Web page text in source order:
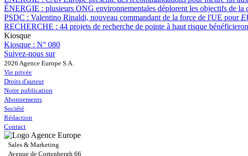
ÉNERGIE : plusieurs ONG environnementales déplorent les objectifs de la
PSDC : Valentino Rinaldi, nouveau commandant de la force de l'UE pour
RECHERCHE : 44 projets de recherche de pointe à haut risque
Kiosque
Kiosque : N° 080
Suivez-nous sur
2026 Agence Europe S.A.
Vie privée
Droits d'auteur
Notre publication
Abonnements
Société
Rédaction
Contact
Sales & Marketing
Avenue de Cortenbergh 66